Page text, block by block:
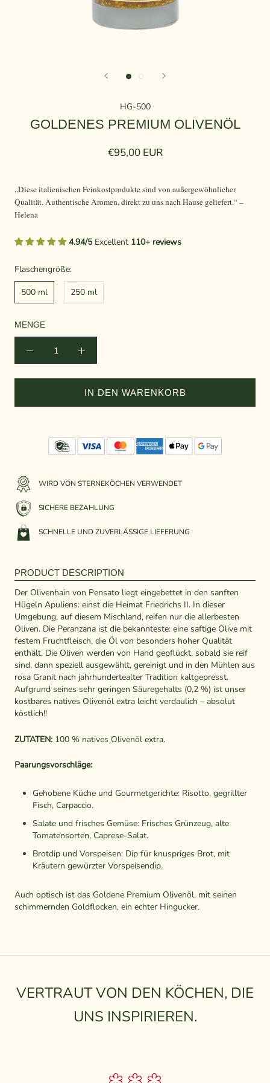
HG-500
GOLDENES PREMIUM OLIVENÖL
€95,00 EUR
„Diese italienischen Feinkostprodukte sind von außergewöhnlicher
Qualität. Authentische Aromen, direkt zu uns nach Hause geliefert.“ –
Helena
4.94/5Excellent 110+ reviews
Flaschengröße:
500 ml
250 ml
MENGE
IN DEN WARENKORB
WIRD VON STERNEKÖCHEN VERWENDET
SICHERE BEZAHLUNG
SCHNELLE UND ZUVERLÄSSIGE LIEFERUNG
PRODUCT DESCRIPTION
Der Olivenhain von Pensato liegt eingebettet in den sanften
Hügeln Apuliens: einst die Heimat Friedrichs II. In dieser
Umgebung, auf diesem Mischland, reifen nur die allerbesten
Oliven. Die Peranzana ist die bekannteste: eine saftige Olive mit
festem Fruchtfleisch, die Öl von besonders hoher Qualität
enthält. Die Oliven werden von Hand gepflückt, sobald sie reif
sind, dann speziell ausgewählt, gereinigt und in den Mühlen aus
rosa Granit nach jahrhundertealter Tradition kaltgepresst.
Aufgrund seines sehr geringen Säuregehalts (0,2 %) ist unser
kostbares natives Olivenöl extra leicht verdaulich – absolut
köstlich!!
ZUTATEN: 100 % natives Olivenöl extra.
Paarungsvorschläge:
Gehobene Küche und Gourmetgerichte: Risotto, gegrillter
Fisch, Carpaccio.
Salate und frisches Gemüse: Frisches Grünzeug, alte
Tomatensorten, Caprese-Salat.
Brotdip und Vorspeisen: Dip für knuspriges Brot, mit
Kräutern gewürzter Vorspeisendip.
Auch optisch ist das Goldene Premium Olivenöl, mit seinen
schimmernden Goldflocken, ein echter Hingucker.
VERTRAUT VON DEN KÖCHEN, DIE
UNS INSPIRIEREN.